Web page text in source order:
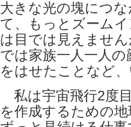
大きな光の塊につ
て、もっとズーム
は目では見えませ
では家族一人一人
をはせたことなど
私は宇宙飛行2度
を作成するための